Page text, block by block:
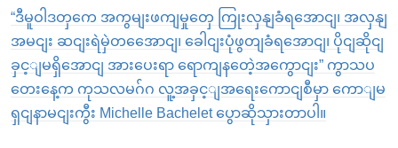
“ဒီမူဝါဒတှကေ အကွမျးဖကျမှုတှေ ကြုးလှနျခံရအောငျ၊ အလှနျ
အမငျး ဆငျးရဲမှဲတအေောငျ၊ ခေါငျးပုံဖွတျခံရအောငျ၊ ပိုငျဆိုငျ
ခှင့ျမရှိအောငျ အားပေးရာ ရောကျနတေဲ့အကွောငျး” ကွာသပ
တေးနေ့က ကုသလမဂ်ဂ လူ့အခှင့ျအရေးကောငျစီမှာ ကောျမ
ရှငျနာမငျးကွီး Michelle Bachelet ပွောဆိုသှားတာပါ။